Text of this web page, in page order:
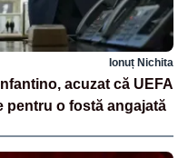
Ionuț Nichita
acuzat că UEFA
pentru o fostă angajată